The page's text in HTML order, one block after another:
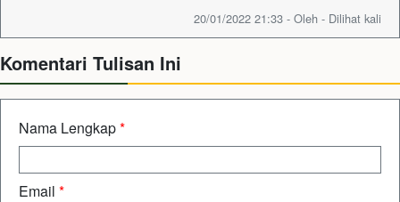
20/01/2022 21:33 - Oleh - Dilihat kali
Komentari Tulisan Ini
Nama Lengkap*
Email *